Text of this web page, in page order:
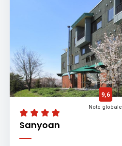
Sanyoan
9,6
Note globale